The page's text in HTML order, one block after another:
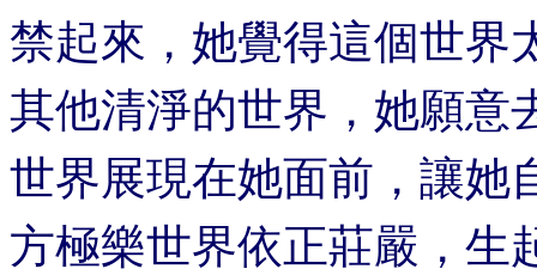
禁起來，她覺得這個世界
其他清淨的世界，她願意
世界展現在她面前，讓她
方極樂世界依正莊嚴，生